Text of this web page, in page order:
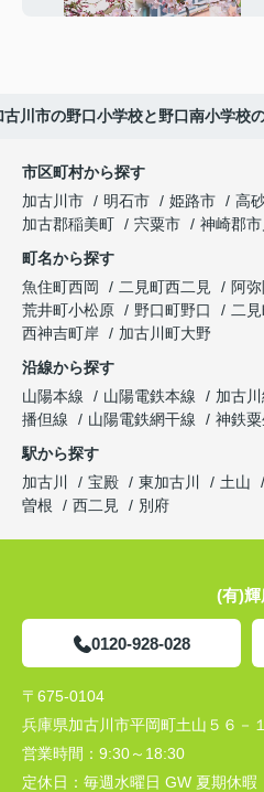
古川市の野口小学校と野口南小学校
市区町村から探す
加古川市
明石市 姫路市 高
加古郡稲美町
宍粟市
神崎郡
町名から探す
魚住町西岡
二見町西二見 阿
荒井町小松原
野口町野口 二
西神吉町岸
加古川町大野
沿線から探す
山陽本線
山陽電鉄本線 加古
播但線
山陽電鉄網干線
神鉄
駅から探す
加古川
宝殿 東加古川 土山
曽根
西二見 別府
(有)輝
0120-928-028
〒675-0104
兵庫県加古川市平岡町土山５６－１
営業時間： 9:30～18:30
定休日： 毎週水曜日 GW 夏期休